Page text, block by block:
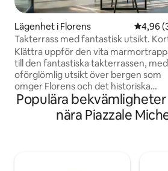
Lägenhet i Florens 4,96 av
4,96
Takterrass med fantastisk utsikt.
promenad till Duomo.
Klättra uppför den vita
till den fantastiska takterrassen, med
oförglömlig utsikt över bergen som
omger Florens och det historiska
centrum. Denna lägenhet har
renoverats och blandar olika typer av
arkitektur och design. I lägenheten finns
Populära
nära Piazzale